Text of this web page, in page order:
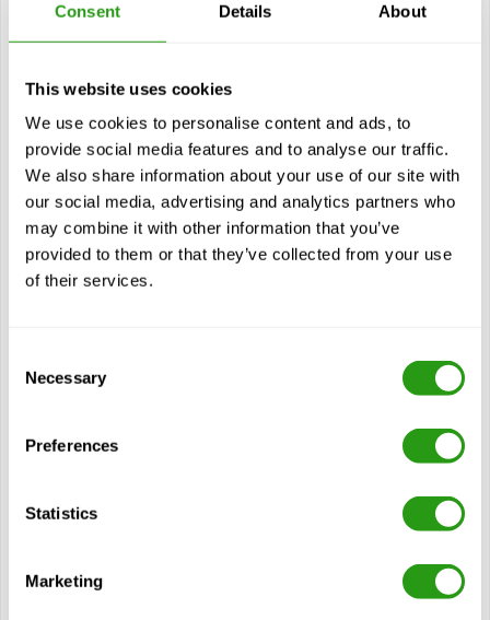
Consent Details About
This website uses cookies
We use cookies to personalise content and ads, to
provide social media features and to analyse our traffic.
We also share information about your use of our site with
our social media, advertising and analytics partners who
may combine it with other information that you’ve
provided to them or that they’ve collected from your use
of their services.
Selection
Necessary
Preferences
Statistics
Marketing
1 jour(s)
T-HUET avec CA-EBS signifie Tropical Helicopter
Emergency Breathing System, conçu pour le personnel
$à partir de340,00
Certification(s)
OPITO T-HUET with CA-EBS (5194)
4 années de validité
Modules
Techniques pratiques d'évacuation d'un hélicoptère
Rassemblement et actions à l'embarquement dans une
l'embarquement dans un radeau de sauvetage marin